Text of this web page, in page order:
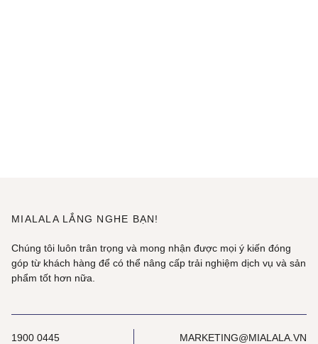
MIALALA LẮNG NGHE BẠN!
Chúng tôi luôn trân trọng và mong nhận được mọi ý kiến đóng
góp từ khách hàng để có thể nâng cấp trải nghiệm dịch vụ và sản
phẩm tốt hơn nữa.
1900 0445 MARKETING@MIALALA.VN